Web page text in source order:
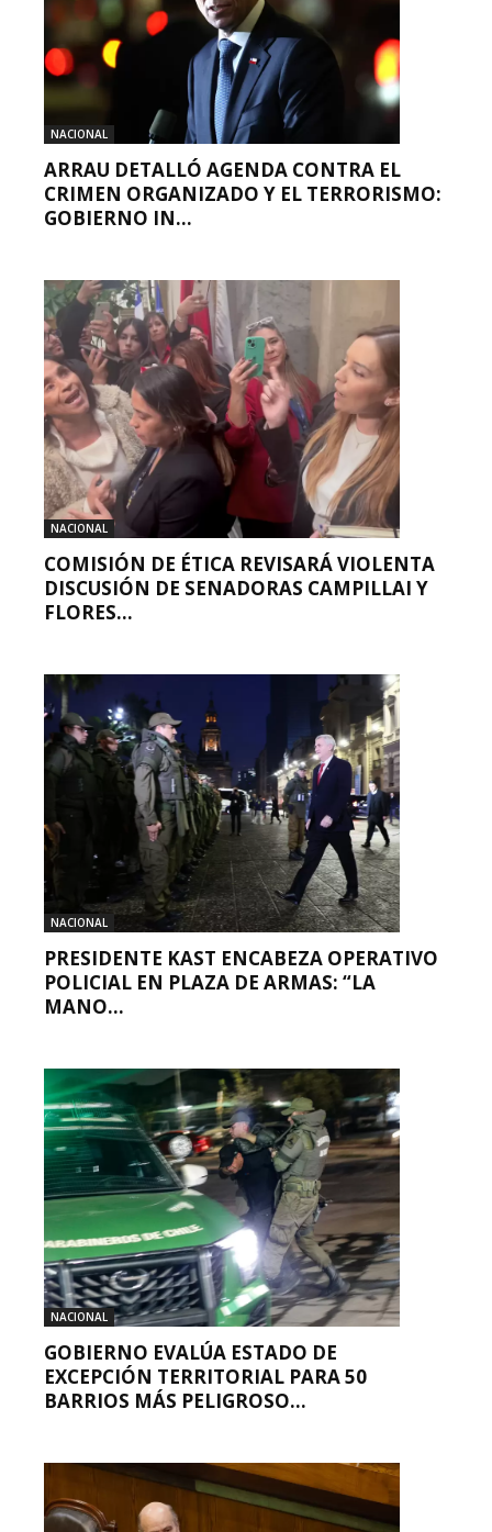
NACIONAL
ARRAU DETALLÓ AGENDA CONTRA EL
CRIMEN ORGANIZADO Y EL TERRORISMO:
GOBIERNO IN...
NACIONAL
COMISIÓN DE ÉTICA REVISARÁ VIOLENTA
DISCUSIÓN DE SENADORAS CAMPILLAI Y
FLORES...
NACIONAL
PRESIDENTE KAST ENCABEZA OPERATIVO
POLICIAL EN PLAZA DE ARMAS: “LA
MANO...
NACIONAL
GOBIERNO EVALÚA ESTADO DE
EXCEPCIÓN TERRITORIAL PARA 50
BARRIOS MÁS PELIGROSO...